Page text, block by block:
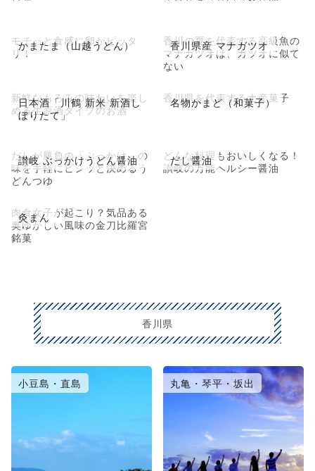
かまたま（山越うどん）
モチっと食感に卵がピッタ
リ！
香川県産 マナガツオ
香川の夏を代表する高級魚の
マナガツオは、カツオに似て
ない
日本酒「川鶴 新米 新酒し
ぼりたて」
新鮮なもろみの味わいを楽し
める生原酒タイプのお酒
名物かまど（和菓子）
香川県を代表する土産菓子
讃岐 ぶっかけうどん醤油
だしが勝負の「ぶっかけ」の
味を手軽にビシッと決めるう
どんつゆ
だし醤油
どんな料理もおいしくなる！
讃岐の万能ヘルシー醤油
灸まん
肉食女子が起こり？気品ある
奥ゆかしい風味の金刀比羅宮
銘菓
香川県
小豆島・直島 丸亀・琴平・坂出